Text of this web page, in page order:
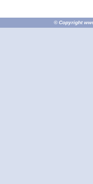
© Copyright